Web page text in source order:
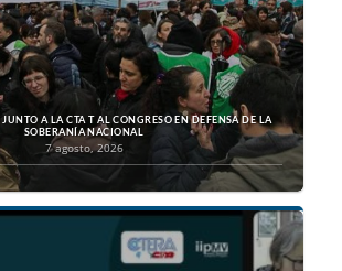
A LA CTA T AL CONGRESO EN DEFENSA DE LA
SOBERANÍA NACIONAL
7 agosto, 2026